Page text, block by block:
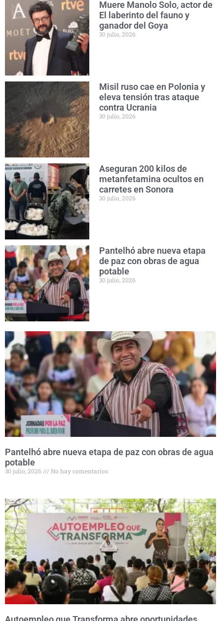
Muere Manolo Solo, actor de
El laberinto del fauno y
ganador del Goya
30 julio, 2026
Misil ruso cae en Polonia y
eleva tensión tras ataque
contra Ucrania
30 julio, 2026
Aseguran 200 kilos de
metanfetamina ocultos en
carretes en Sonora
30 julio, 2026
Pantelhó abre nueva etapa
de paz con obras de agua
potable
30 julio, 2026
Pantelhó abre nueva etapa de paz con obras de agua
potable
30 julio, 2026 No hay comentarios